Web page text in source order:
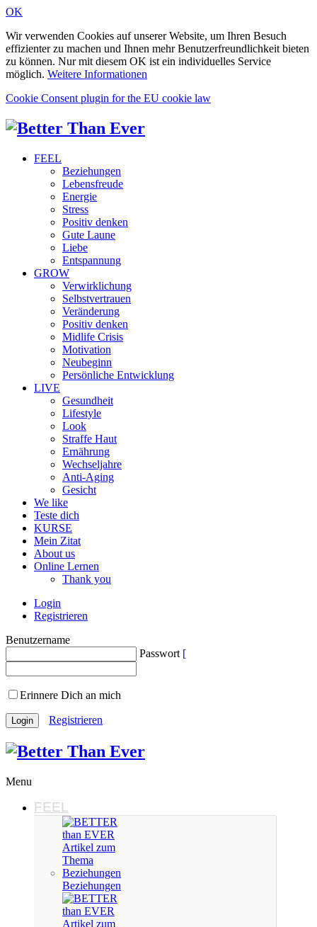
OK
Wir verwenden Cookies auf unserer Website, um Ihren Besuch
effizienter zu machen und Ihnen mehr Benutzerfreundlichkeit bieten
zu können. Nur mit diesem OK ist ein individuelles Service
möglich. Weitere Informationen
Cookie Consent plugin for the EU cookie law
FEEL
Beziehungen
Lebensfreude
Energie
Stress
Positiv denken
Gute Laune
Liebe
Entspannung
GROW
Verwirklichung
Selbstvertrauen
Veränderung
Positiv denken
Midlife Crisis
Motivation
Neubeginn
Persönliche Entwicklung
LIVE
Gesundheit
Lifestyle
Look
Straffe Haut
Ernährung
Wechseljahre
Anti-Aging
Gesicht
We like
Teste dich
KURSE
Mein Zitat
About us
Online Lernen
Thank you
Login
Registrieren
Benutzername
Passwort
Erinnere Dich an mich
Registrieren
Menu
FEEL
Beziehungen